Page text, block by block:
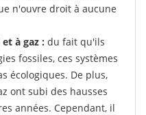
n'ouvre droit à aucune
à gaz : du fait qu'ils
fossiles, ces systèmes
écologiques. De plus,
ont subi des hausses
années. Cependant, il